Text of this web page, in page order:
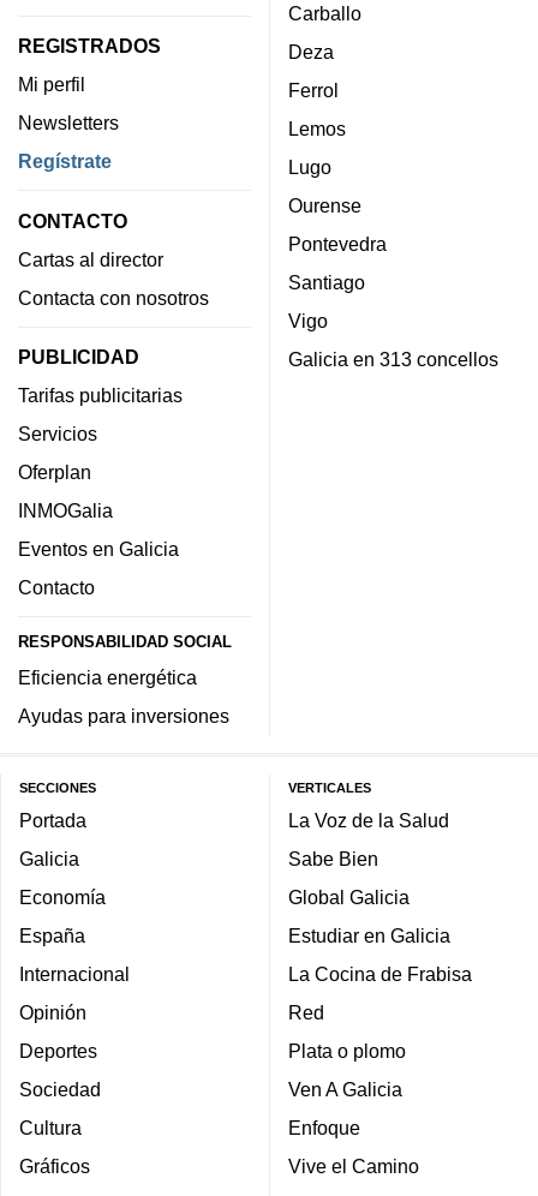
REGISTRADOS
Mi perfil
Newsletters
Regístrate
CONTACTO
Cartas al director
Contacta con nosotros
PUBLICIDAD
Tarifas publicitarias
Servicios
Oferplan
INMOGalia
Eventos en Galicia
Contacto
RESPONSABILIDAD SOCIAL
Eficiencia energética
Ayudas para inversiones
Carballo
Deza
Ferrol
Lemos
Lugo
Ourense
Pontevedra
Santiago
Vigo
Galicia en 313 concellos
SECCIONES
Portada
Galicia
Economía
España
Internacional
Opinión
Deportes
Sociedad
Cultura
Gráficos
VERTICALES
La Voz de la Salud
Sabe Bien
Global Galicia
Estudiar en Galicia
La Cocina de Frabisa
Red
Plata o plomo
Ven A Galicia
Enfoque
Vive el Camino